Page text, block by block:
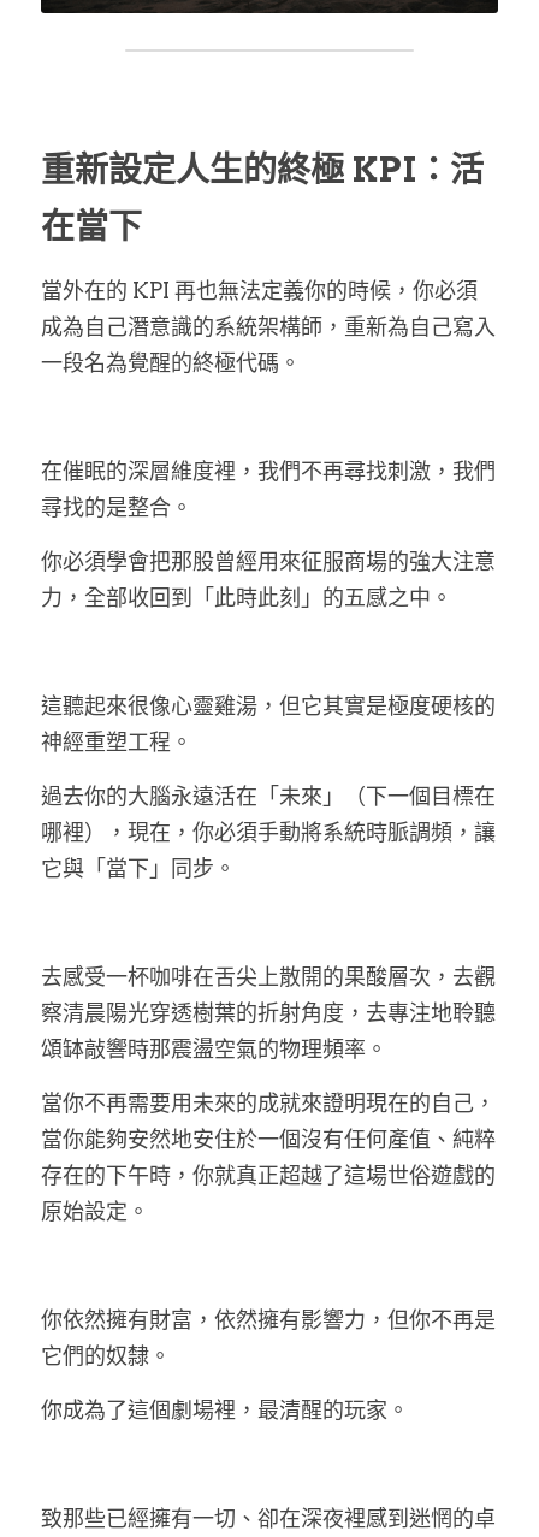
重新設定人生的終極 KPI：活
在當下
當外在的 KPI 再也無法定義你的時候，你必須
成為自己潛意識的系統架構師，重新為自己寫入
一段名為覺醒的終極代碼。
在催眠的深層維度裡，我們不再尋找刺激，我們
尋找的是整合。
你必須學會把那股曾經用來征服商場的強大注意
力，全部收回到「此時此刻」的五感之中。
這聽起來很像心靈雞湯，但它其實是極度硬核的
神經重塑工程。
過去你的大腦永遠活在「未來」（下一個目標在
哪裡），現在，你必須手動將系統時脈調頻，讓
它與「當下」同步。
去感受一杯咖啡在舌尖上散開的果酸層次，去觀
察清晨陽光穿透樹葉的折射角度，去專注地聆聽
頌缽敲響時那震盪空氣的物理頻率。
當你不再需要用未來的成就來證明現在的自己，
當你能夠安然地安住於一個沒有任何產值、純粹
存在的下午時，你就真正超越了這場世俗遊戲的
原始設定。
你依然擁有財富，依然擁有影響力，但你不再是
它們的奴隸。
你成為了這個劇場裡，最清醒的玩家。
致那些已經擁有一切、卻在深夜裡感到迷惘的卓